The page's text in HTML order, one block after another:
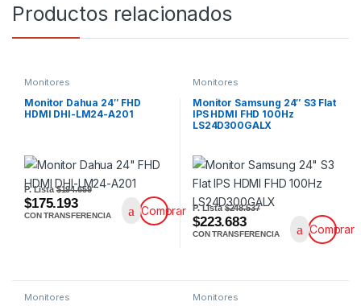
Productos relacionados
Monitores
Monitor Dahua 24″ FHD
HDMI DHI-LM24-A201
P. Lista$194.659
$175.193
CON TRANSFERENCIA Comprar
Monitores
Monitor Samsung 24″ S3 Flat
IPS HDMI FHD 100Hz
LS24D300GALX
P. Lista$248.537
$223.683
CON TRANSFERENCIA Comprar
Monitores Monitores